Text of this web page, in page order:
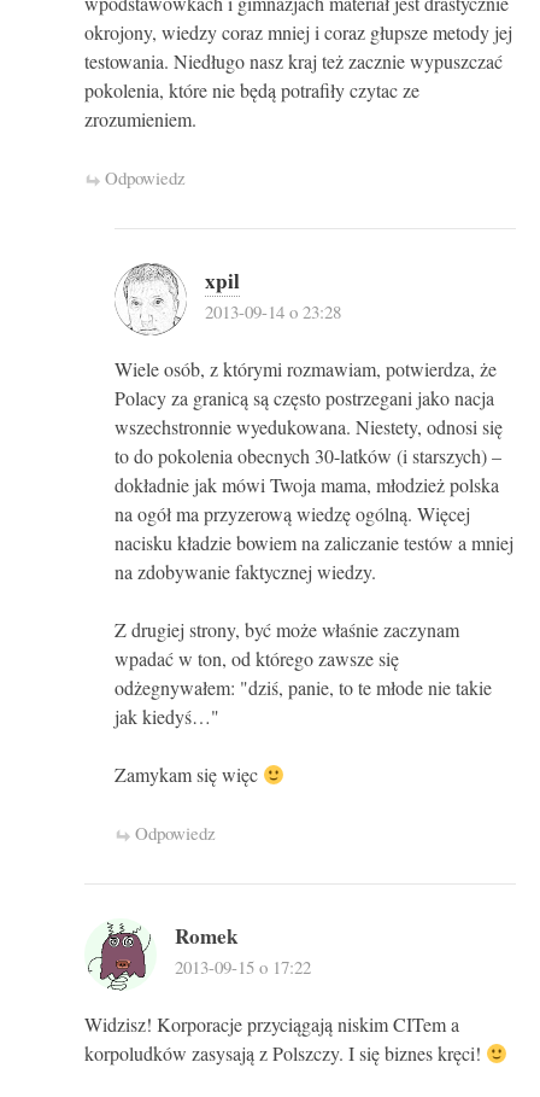
okrojony, wiedzy coraz mniej i coraz głupsze metody jej
testowania. Niedługo nasz kraj też zacznie wypuszczać
pokolenia, które nie będą potrafiły czytac ze
zrozumieniem.
Odpowiedz
xpil
2013-09-14 o 23:28
Wiele osób, z którymi rozmawiam, potwierdza, że
Polacy za granicą są często postrzegani jako nacja
wszechstronnie wyedukowana. Niestety, odnosi się
to do pokolenia obecnych 30-latków (i starszych) –
dokładnie jak mówi Twoja mama, młodzież polska
na ogół ma przyzerową wiedzę ogólną. Więcej
nacisku kładzie bowiem na zaliczanie testów a mniej
na zdobywanie faktycznej wiedzy.
Z drugiej strony, być może właśnie zaczynam
wpadać w ton, od którego zawsze się
odżegnywałem: "dziś, panie, to te młode nie takie
jak kiedyś…"
Zamykam się więc
Odpowiedz
Romek
2013-09-15 o 17:22
Widzisz! Korporacje przyciągają niskim CITem a
korpoludków zasysają z Polszczy. I się biznes kręci!